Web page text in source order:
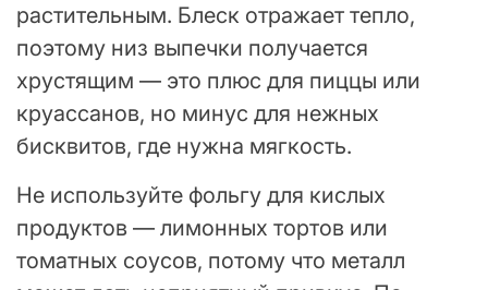
растительным. Блеск отражает тепло,
поэтому низ выпечки получается
хрустящим — это плюс для пиццы или
круассанов, но минус для нежных
бисквитов, где нужна мягкость.
Не используйте фольгу для кислых
продуктов — лимонных тортов или
томатных соусов, потому что металл